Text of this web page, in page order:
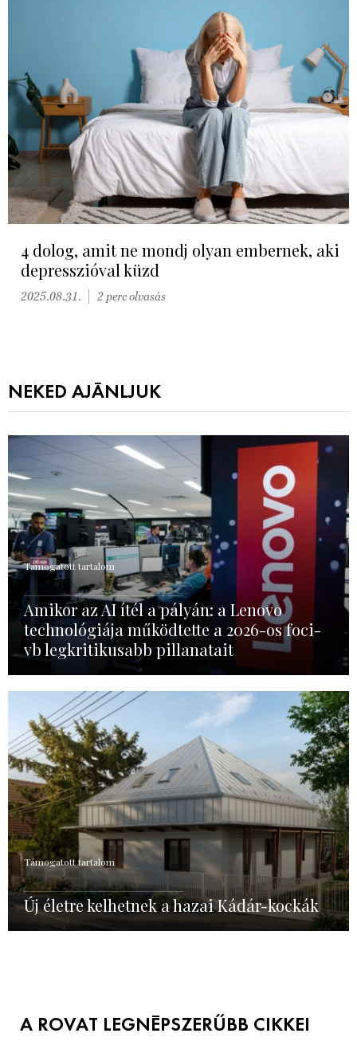
4 dolog, amit ne mondj olyan embernek, aki
depresszióval küzd
2025.08.31. 2 perc olvasás
NEKED AJÁNLJUK
Támogatott tartalom
Amikor az AI ítél a pályán: a Lenovo
technológiája működtette a 2026-os foci-
vb legkritikusabb pillanatait
Támogatott tartalom
Új életre kelhetnek a hazai Kádár-kockák
A ROVAT LEGNÉPSZERŰBB CIKKEI